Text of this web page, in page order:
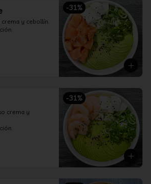
-31%
y cebollín.
-31%
crema y